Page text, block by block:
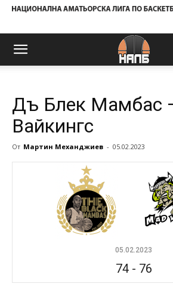
Дъ Блек Мамбас
Вайкингс
От Мартин Механджиев - 05.02.2023
05.02.2023
74- 76